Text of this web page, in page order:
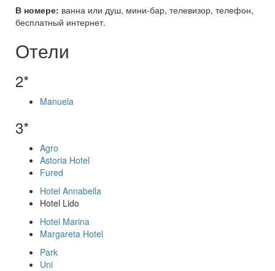
В номере: ванна или душ, мини-бар, телевизор, телефон,
бесплатный интернет.
Отели
2*
Manuela
3*
Agro
Astoria Hotel
Fured
Hotel Annabella
Hotel Lido
Hotel Marina
Margareta Hotel
Park
Uni